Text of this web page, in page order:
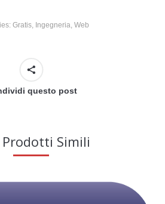
Gratis, Ingegneria, Web
questo post
Simili